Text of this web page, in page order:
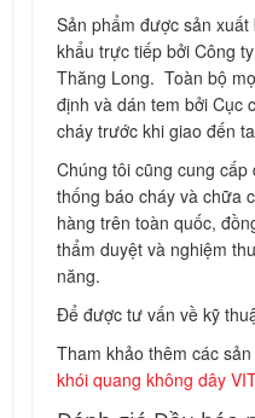
Sản phẩm được sản
khẩu trực tiếp bởi Công
Thăng Long. Toàn bộ
định và dán tem bởi Cục
cháy trước khi giao đến
Chúng tôi cũng cung
thống báo cháy và chữa
hàng trên toàn quốc,
thẩm duyệt và nghiệm
năng.
Để được tư vấn về kỹ
Tham khảo thêm các
khói quang không dây